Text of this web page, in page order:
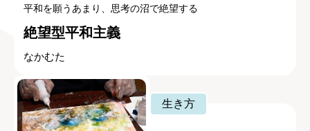
平和を願うあまり、思考の沼で絶望する
絶望型平和主義
なかむた
生き方